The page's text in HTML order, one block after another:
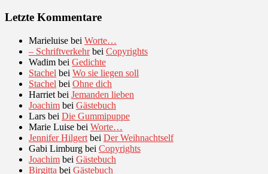
Letzte Kommentare
Marieluise bei Worte…
– Schriftverkehrbei Copyrights
Wadim bei Gedichte
Stachel bei Wo sie liegen soll
Stachel bei Ohne dich
Harriet bei Jemanden lieben
Joachim bei Gästebuch
Lars bei Die Gummipuppe
Marie Luise bei Worte…
Jennifer Hilgert bei Der Weihnachtself
Gabi Limburg bei Copyrights
Joachim bei Gästebuch
Birgitta bei Gästebuch